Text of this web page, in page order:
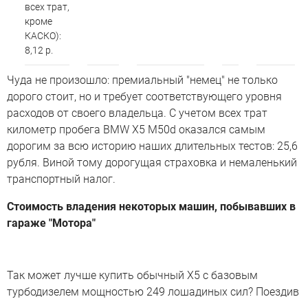
всех трат,
кроме
КАСКО):
8,12 р.
Чуда не произошло: премиальный "немец" не только
дорого стоит, но и требует соответствующего уровня
расходов от своего владельца. С учетом всех трат
километр пробега BMW X5 M50d оказался самым
дорогим за всю историю наших длительных тестов: 25,6
рубля. Виной тому дорогущая страховка и немаленький
транспортный налог.
Стоимость владения некоторых машин, побывавших в
гараже "Мотора"
Так может лучше купить обычный Х5 с базовым
турбодизелем мощностью 249 лошадиных сил? Поездив